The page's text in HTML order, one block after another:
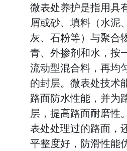
微表处养护是指用具
屑或砂、填料（水泥
灰、石粉等）与聚合
青、外掺剂和水，按
流动型混合料，再均
的封层。微表处技术
路面防水性能，并为
层，提高路面耐磨性
表处处理过的路面，
平整度好，防滑性能